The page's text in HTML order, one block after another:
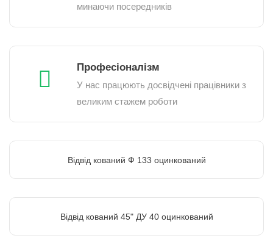
минаючи посередників
Професіоналізм
У нас працюють досвідчені працівники з
великим стажем роботи
Відвід кований Ф 133 оцинкований
Відвід кований 45" ДУ 40 оцинкований